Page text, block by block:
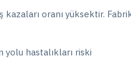
kazaları oranı yüksektir.
hastalıkları riski